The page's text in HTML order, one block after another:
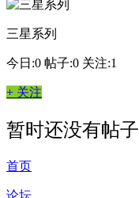
三星系列
今日:0 帖子:0 关注:1
+ 关注
暂时还没有帖子
首页